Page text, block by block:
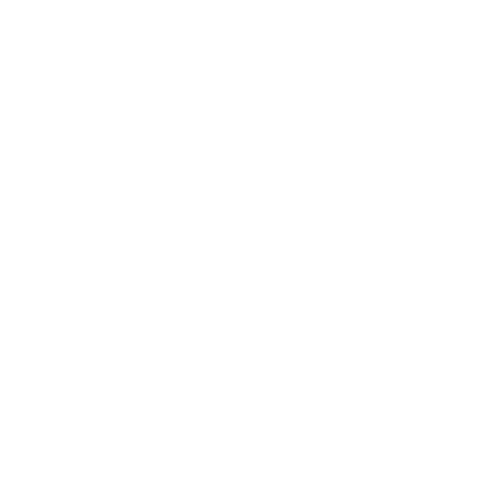
полученной консультацией.
Буду рекомендовать!